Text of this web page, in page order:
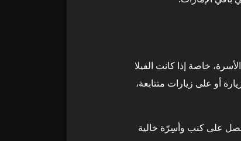
خاصة إذا كانت الفيلا
أو على زيارات متتابعة،
على كنب وأسِرّة خالية